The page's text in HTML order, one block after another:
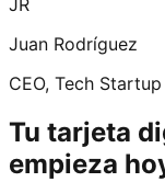
JR
Juan Rodríguez
CEO, Tech Startup
Tu tarjeta
empieza